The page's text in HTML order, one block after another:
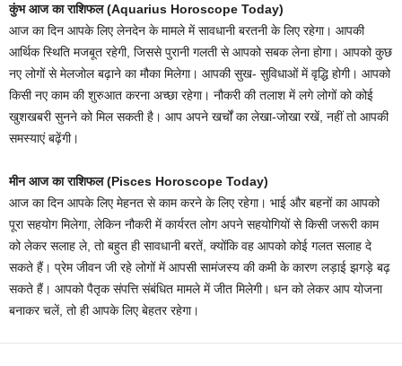
कुंभ आज का राशिफल (Aquarius Horoscope Today)
आज का दिन आपके लिए लेनदेन के मामले में सावधानी बरतनी के लिए रहेगा। आपकी
आर्थिक स्थिति मजबूत रहेगी, जिससे पुरानी गलती से आपको सबक लेना होगा। आपको कुछ
नए लोगों से मेलजोल बढ़ाने का मौका मिलेगा। आपकी सुख- सुविधाओं में वृद्धि होगी। आपको
किसी नए काम की शुरुआत करना अच्छा रहेगा। नौकरी की तलाश में लगे लोगों को कोई
खुशखबरी सुनने को मिल सकती है। आप अपने खर्चों का लेखा-जोखा रखें, नहीं तो आपकी
समस्याएं बढ़ेंगी।
मीन आज का राशिफल (Pisces Horoscope Today)
आज का दिन आपके लिए मेहनत से काम करने के लिए रहेगा। भाई और बहनों का आपको
पूरा सहयोग मिलेगा, लेकिन नौकरी में कार्यरत लोग अपने सहयोगियों से किसी जरूरी काम
को लेकर सलाह ले, तो बहुत ही सावधानी बरतें, क्योंकि वह आपको कोई गलत सलाह दे
सकते हैं। प्रेम जीवन जी रहे लोगों में आपसी सामंजस्य की कमी के कारण लड़ाई झगड़े बढ़
सकते हैं। आपको पैतृक संपत्ति संबंधित मामले में जीत मिलेगी। धन को लेकर आप योजना
बनाकर चलें, तो ही आपके लिए बेहतर रहेगा।